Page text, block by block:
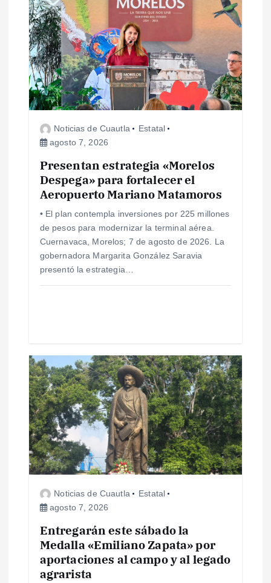
n
d
e
e
Noticias de Cuautla
Estatal
agosto 7, 2026
Presentan estrategia «Morelos
Despega» para fortalecer el
Aeropuerto Mariano Matamoros
• El plan contempla inversiones por 225 millones
de pesos para modernizar la terminal aérea.
Cuernavaca, Morelos; 7 de agosto de 2026. La
gobernadora Margarita González Saravia
presentó la estrategia…
Noticias de Cuautla
Estatal
agosto 7, 2026
Entregarán este sábado la
Medalla «Emiliano Zapata» por
aportaciones al campo y al legado
agrarista